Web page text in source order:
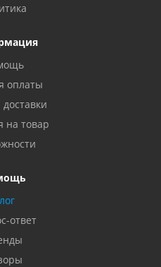
оплаты
на товар
ответ